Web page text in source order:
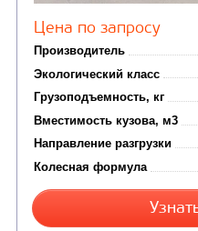
от 5 100 000
Производитель
Экологический
Вместимость кузова,
Направление
Колесная формула